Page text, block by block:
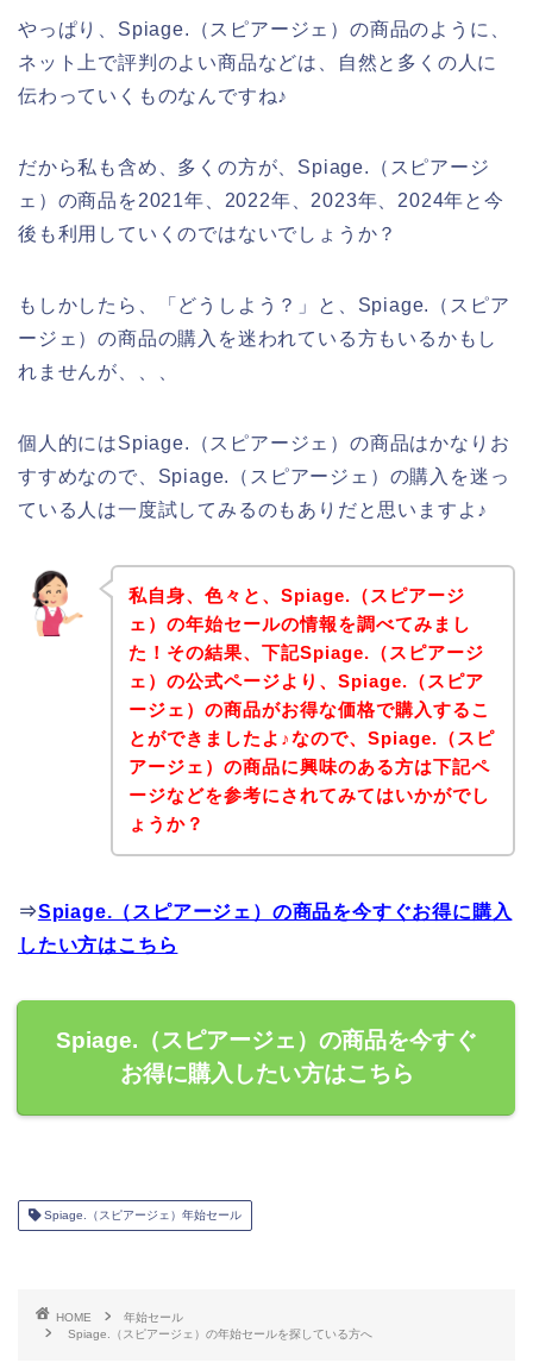
やっぱり、Spiage.（スピアージェ）の商品のように、
ネット上で評判のよい商品などは、自然と多くの人に
伝わっていくものなんですね♪
だから私も含め、多くの方が、Spiage.（スピアージ
ェ）の商品を2021年、2022年、2023年、2024年と今
後も利用していくのではないでしょうか？
もしかしたら、「どうしよう？」と、Spiage.（スピア
ージェ）の商品の購入を迷われている方もいるかもし
れませんが、、、
個人的にはSpiage.（スピアージェ）の商品はかなりお
すすめなので、Spiage.（スピアージェ）の購入を迷っ
ている人は一度試してみるのもありだと思いますよ♪
私自身、色々と、Spiage.（スピアージ
ェ）の年始セールの情報を調べてみまし
た！その結果、下記Spiage.（スピアージ
ェ）の公式ページより、Spiage.（スピア
ージェ）の商品がお得な価格で購入するこ
とができましたよ♪なので、Spiage.（スピ
アージェ）の商品に興味のある方は下記ペ
ージなどを参考にされてみてはいかがでし
ょうか？
⇒Spiage.（スピアージェ）の商品を今すぐお得に購入
したい方はこちら
Spiage.（スピアージェ）の商品を今すぐ
お得に購入したい方はこちら
Spiage.（スピアージェ）年始セール
HOME
年始セール
Spiage.（スピアージェ）の年始セールを探している方へ